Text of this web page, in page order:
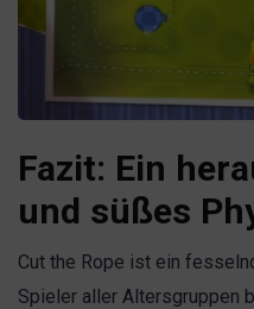
Fazit: Ein
und süßes
Cut the Rope ist ein
Spieler aller Altersgruppen